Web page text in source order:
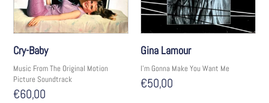
Cry-Baby
Music From The Original Motion
Picture Soundtrack
€60,00
Gina Lamour
I'm Gonna Make You Want Me
€50,00